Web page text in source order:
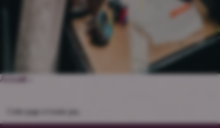
Accueil
Cette page n’existe pas.